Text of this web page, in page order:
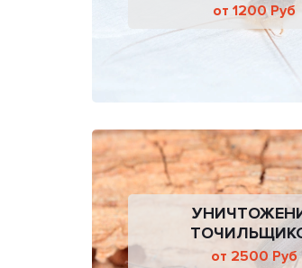
от 1200 Руб
от 2500 Руб